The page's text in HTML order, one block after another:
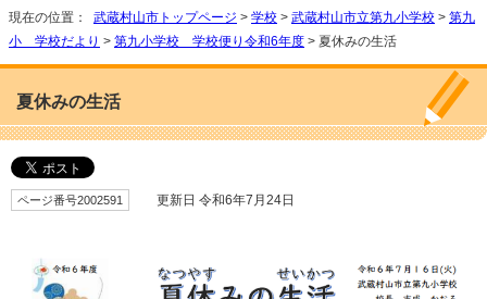
現在の位置： 武蔵村山市トップページ > 学校 > 武蔵村山市立第九小学校 > 第九
小 学校だより > 第九小学校 学校便り令和6年度 > 夏休みの生活
夏休みの生活
ページ番号2002591 更新日 令和6年7月24日